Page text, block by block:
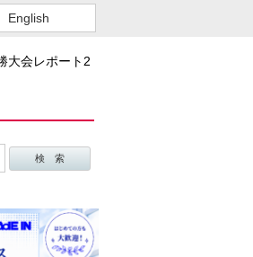
English
大会レポート2